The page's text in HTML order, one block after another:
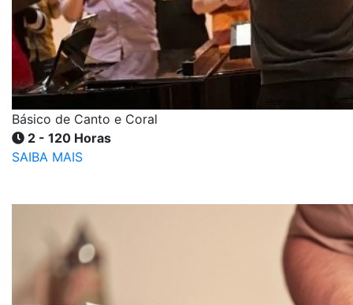
Básico de Canto e Coral
2 - 120 Horas
SAIBA MAIS